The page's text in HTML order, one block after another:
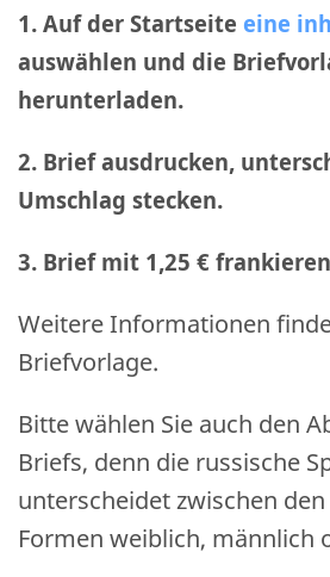
1. Auf der Startseite eine
auswählen und die
herunterladen.
2. Brief ausdrucken,
Umschlag stecken.
3. Brief mit 1,25 €
Weitere Informationen
Briefvorlage.
Bitte wählen Sie auch den
Briefs, denn die russische
unterscheidet zwischen
Formen weiblich, männlich